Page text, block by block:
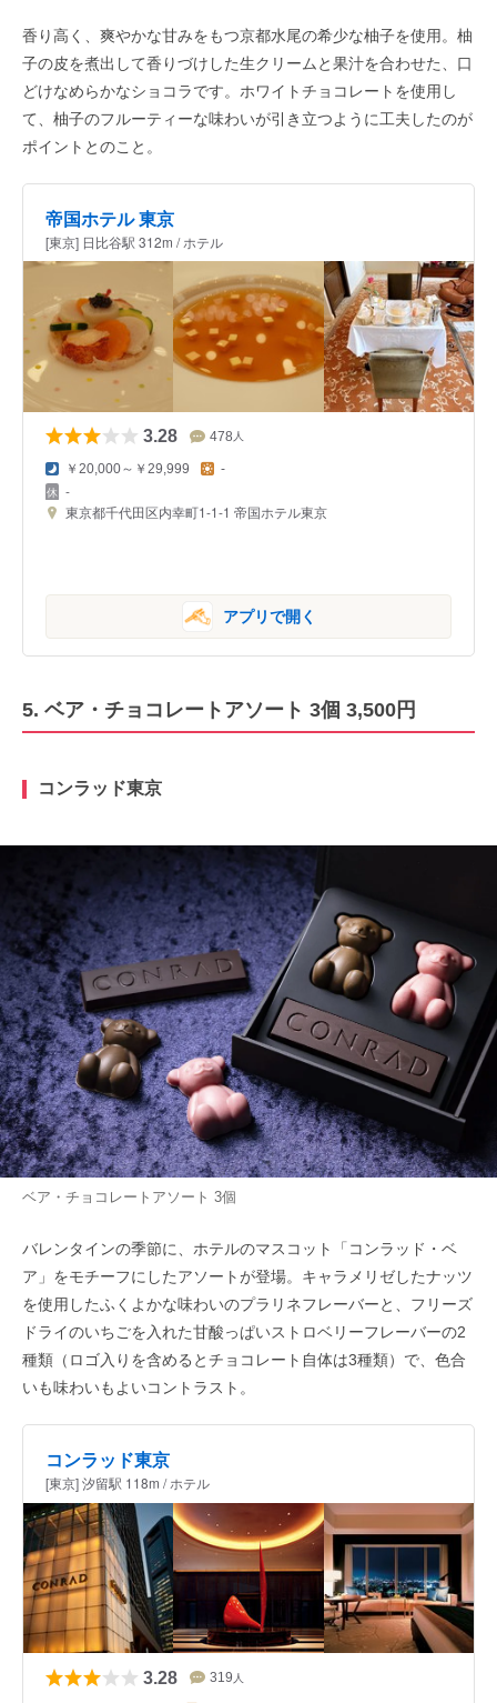
香り高く、爽やかな甘みをもつ京都水尾の希少な柚子を使用。柚
子の皮を煮出して香りづけした生クリームと果汁を合わせた、口
どけなめらかなショコラです。ホワイトチョコレートを使用し
て、柚子のフルーティーな味わいが引き立つように工夫したのが
ポイントとのこと。
帝国ホテル 東京
[東京] 日比谷駅 312m / ホテル
3.28 478 人
￥20,000～￥29,999 -
-
東京都千代田区内幸町1-1-1 帝国ホテル東京
アプリで開く
5. ベア・チョコレートアソート 3個 3,500円
コンラッド東京
ベア・チョコレートアソート 3個
バレンタインの季節に、ホテルのマスコット「コンラッド・ベ
ア」をモチーフにしたアソートが登場。キャラメリゼしたナッツ
を使用したふくよかな味わいのプラリネフレーバーと、フリーズ
ドライのいちごを入れた甘酸っぱいストロベリーフレーバーの2
種類（ロゴ入りを含めるとチョコレート自体は3種類）で、色合
いも味わいもよいコントラスト。
コンラッド東京
[東京] 汐留駅 118m / ホテル
3.28 319 人